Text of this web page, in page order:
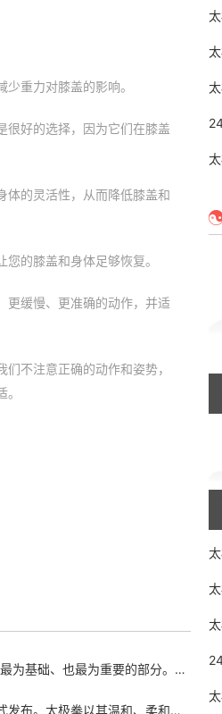
重力对膝盖的影响。
很好的选择，因为它们在膝盖
体的灵活性，从而降低膝盖和
的膝盖和身体足够恢复。
更缓慢、更准确的动作，并适
不注意正确的动作和姿势，
好者来说，理解和掌握四大基本功应该是最
名，同时也是一种有氧运动，可以锻炼身体、